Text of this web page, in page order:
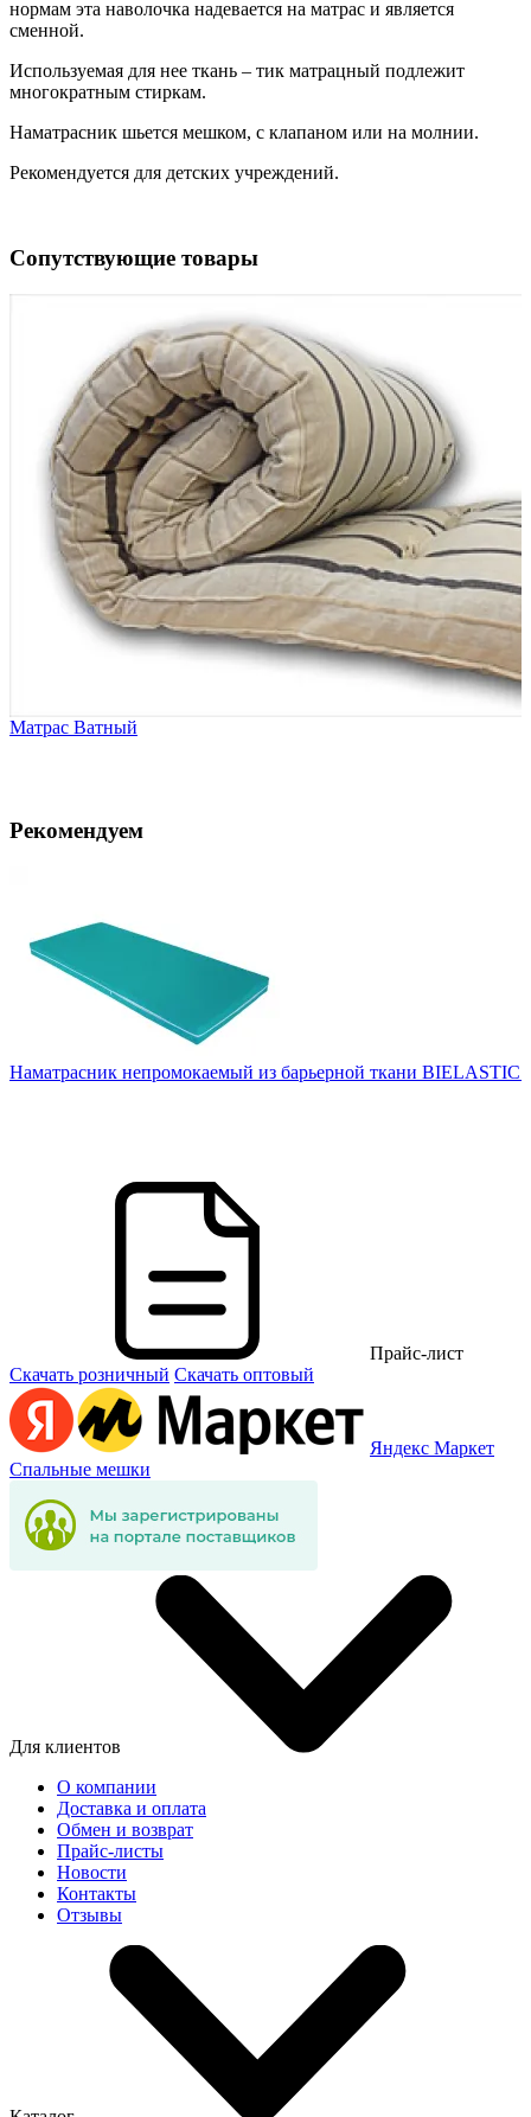
нормам эта наволочка надевается на матрас и является
сменной.
Используемая для нее ткань – тик матрацный подлежит
многократным стиркам.
Наматрасник шьется мешком, с клапаном или на молнии.
Рекомендуется для детских учреждений.
Сопутствующие товары
Матрас Ватный
Рекомендуем
Наматрасник непромокаемый из барьерной ткани BIELASTIC
Прайс-лист
Скачать розничный Скачать оптовый
Яндекс Маркет
Спальные мешки
Для клиентов
О компании
Доставка и оплата
Обмен и возврат
Прайс-листы
Новости
Контакты
Отзывы